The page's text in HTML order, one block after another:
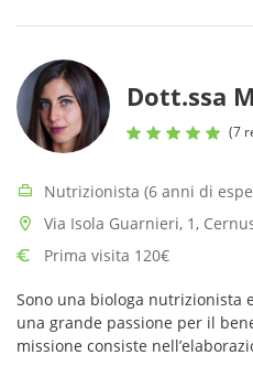
Dott.ssa
(7
Nutrizionista (6 anni di
Via Isola Guarnieri, 1,
Prima visita 120€
Sono una biologa nutrizionista
una grande passione per il
missione consiste